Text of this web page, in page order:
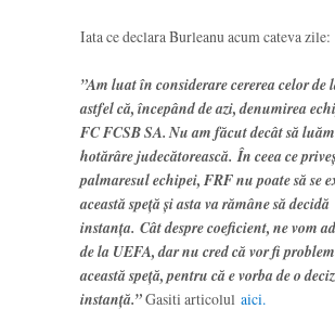
Iata ce declara Burleanu acum cateva zile:
”Am luat în considerare cererea celor de
astfel că, începând de azi, denumirea
FC FCSB SA. Nu am făcut decât să
hotărâre judecătorească.În ceea ce
palmaresul echipei, FRF nu poate să se
această speță și asta va rămâne să decidă
instanța. Cât despre coeficient, ne vom
de la UEFA, dar nu cred că vor fi
această speță, pentru că e vorba de o
instanță.”Gasiti articolul aici.